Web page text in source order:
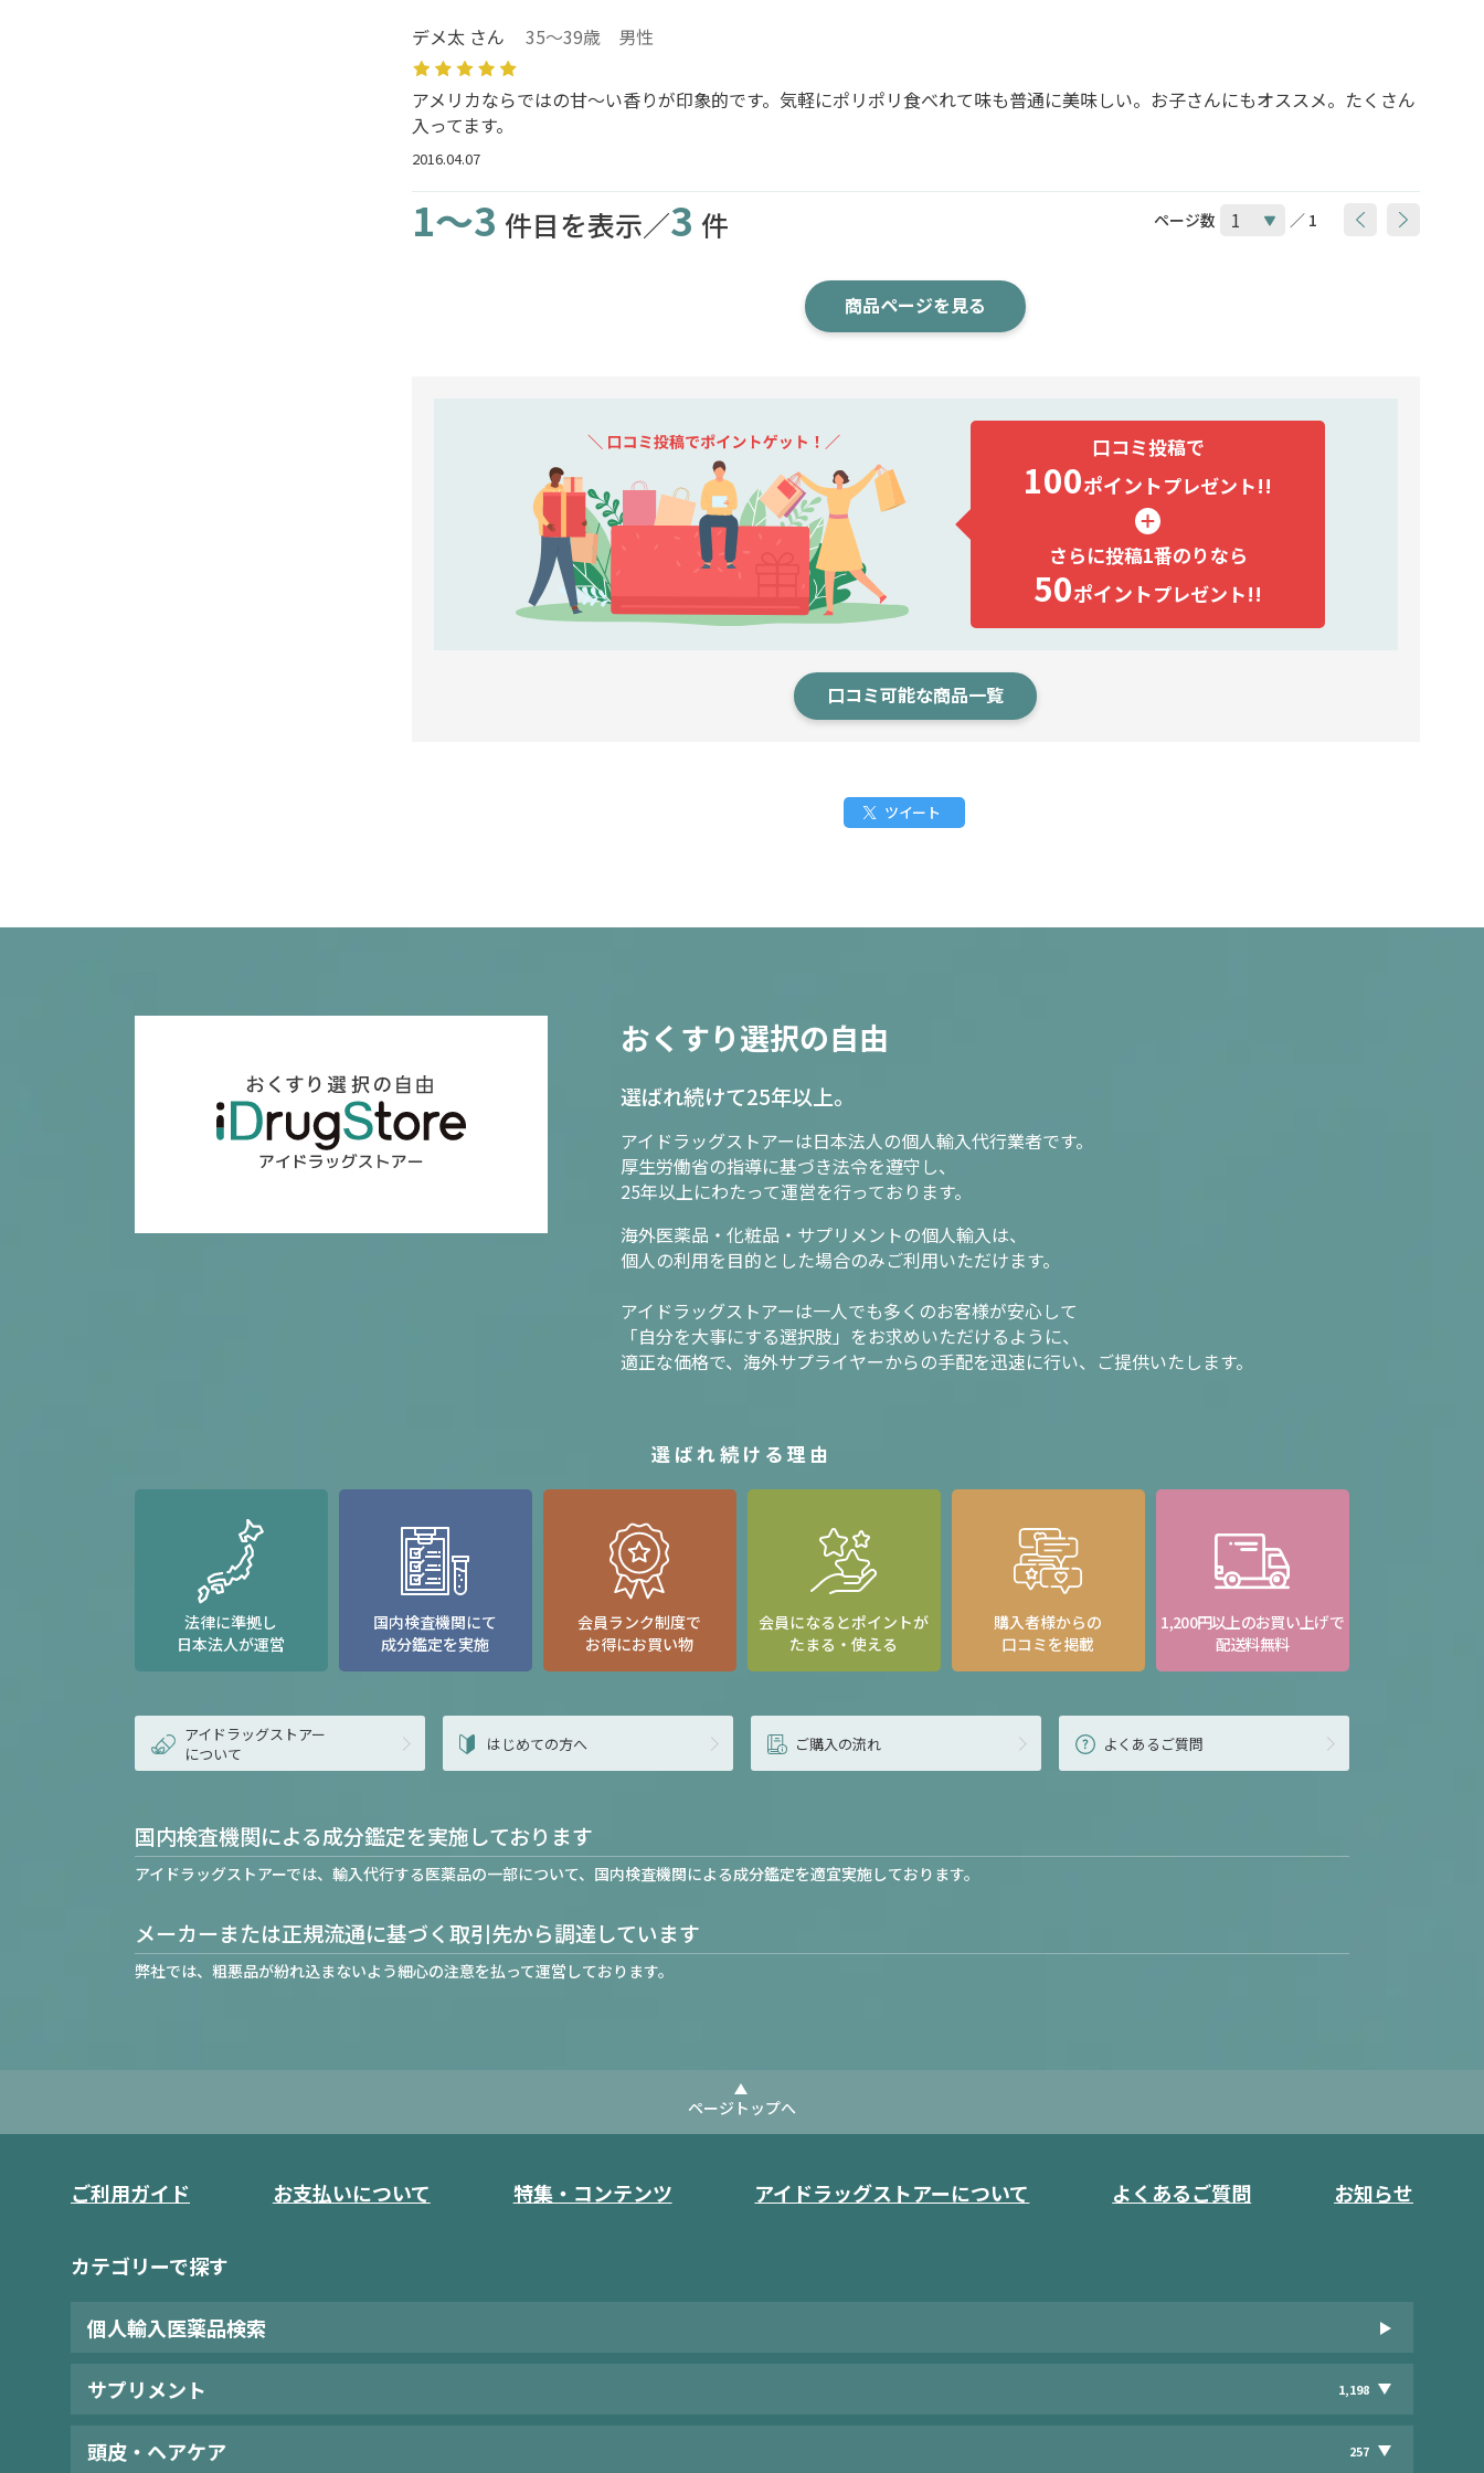
デメ太 さん 35～39歳 男性
アメリカならではの甘～い香りが印象的です。気軽にポリポリ食べれて味も普通に美味しい。お子さんにもオススメ。たくさん
入ってます。
2016.04.07
1～3 件目を表示／3 件 ページ数 ／ 1
商品ページを見る
口コミ投稿で
100ポイントプレゼント!!
さらに投稿1番のりなら
50ポイントプレゼント!!
口コミ可能な商品一覧
ツイート
おくすり選択の自由
選ばれ続けて25年以上。
アイドラッグストアーは日本法人の個人輸入代行業者です。
厚生労働省の指導に基づき法令を遵守し、
25年以上にわたって運営を行っております。
海外医薬品・化粧品・サプリメントの個人輸入は、
個人の利用を目的とした場合のみご利用いただけます。
アイドラッグストアーは一人でも多くのお客様が安心して
「自分を大事にする選択肢」をお求めいただけるように、
適正な価格で、海外サプライヤーからの手配を迅速に行い、ご提供いたします。
選ばれ続ける理由
法律に準拠し
日本法人が運営
国内検査機関にて
成分鑑定を実施
会員ランク制度で
お得にお買い物
会員になるとポイントが
たまる・使える
購入者様からの
口コミを掲載
1,200円以上のお買い上げで
配送料無料
アイドラッグストアー
について
はじめての方へ ご購入の流れ よくあるご質問
国内検査機関による成分鑑定を実施しております
アイドラッグストアーでは、輸入代行する医薬品の一部について、国内検査機関による成分鑑定を適宜実施しております。
メーカーまたは正規流通に基づく取引先から調達しています
弊社では、粗悪品が紛れ込まないよう細心の注意を払って運営しております。
ページトップへ
ご利用ガイド お支払いについて 特集・コンテンツ アイドラッグストアーについて よくあるご質問 お知らせ
カテゴリーで探す
個人輸入医薬品検索
サプリメント 1,198
頭皮・ヘアケア 257